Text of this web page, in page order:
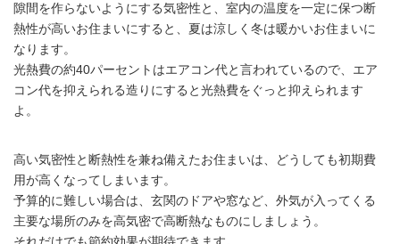
隙間を作らないようにする気密性と、室内の温度を一定に保つ断
熱性が高いお住まいにすると、夏は涼しく冬は暖かいお住まいに
なります。
光熱費の約40パーセントはエアコン代と言われているので、エア
コン代を抑えられる造りにすると光熱費をぐっと抑えられます
よ。
高い気密性と断熱性を兼ね備えたお住まいは、どうしても初期費
用が高くなってしまいます。
予算的に難しい場合は、玄関のドアや窓など、外気が入ってくる
主要な場所のみを高気密で高断熱なものにしましょう。